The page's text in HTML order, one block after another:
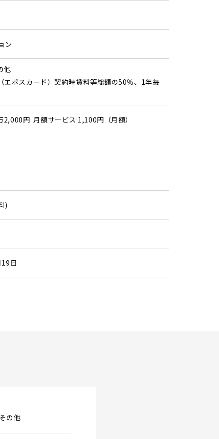
ン
他
エポスカード）契約時賃料等総額の50％、1年毎
2,000円 月額サービス:1,100円（月額）
)
日
その他